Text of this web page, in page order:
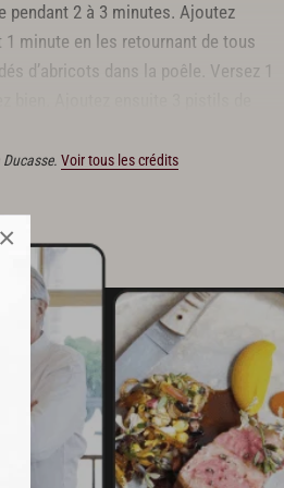
×
pendant 2 à 3 minutes. Ajoutez
minute en les retournant de tous
d’abricots dans la poêle. Versez 1
Voir tous les crédits